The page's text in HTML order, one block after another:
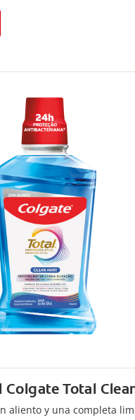
Colgate Total
aliento y una completa